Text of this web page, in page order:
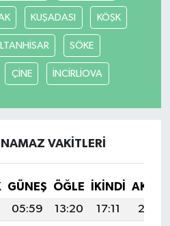
KUŞADASI KÖŞK
SÖKE
ÇİNE İNCİRLİOVA
VAKITLERI
GÜNEŞ ÖĞLE İKINDI
05:59 13:20 17:11
20:31